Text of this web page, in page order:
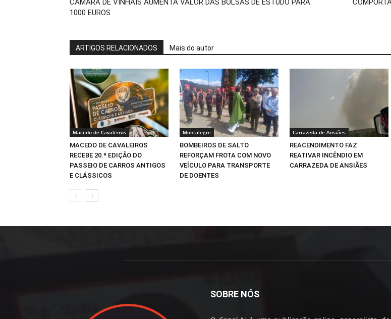
CÂMARA DE VINHAIS AUMENTA VALOR DAS BOLSAS DE ESTUDO PARA
1000 EUROS
ARTIGOS RELACIONADOS Mais do autor
Macedo de Cavaleiros
MACEDO DE CAVALEIROS
RECEBE 20.ª EDIÇÃO DO
PASSEIO DE CARROS ANTIGOS
E CLÁSSICOS
Montalegre
BOMBEIROS DE SALTO
REFORÇAM FROTA COM NOVO
VEÍCULO PARA TRANSPORTE
DE DOENTES
Carrazeda de Ansiães
REACENDIMENTO FAZ
REATIVAR INCÊNDIO EM
CARRAZEDA DE ANSIÃES
SOBRE NÓS